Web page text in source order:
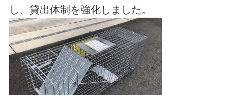
し、貸出体制を強化しました。